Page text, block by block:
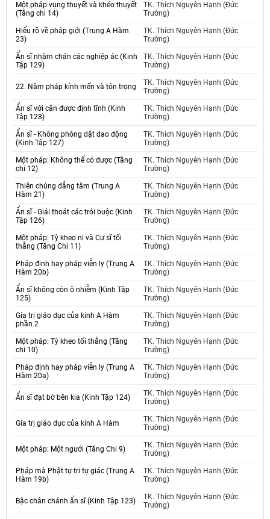
Một pháp vụng thuyết và khéo thuyết
(Tăng chi 14)
TK. Thích Nguyên Hạnh (Đức
Trường)
Hiểu rõ về pháp giới (Trung A Hàm
23)
TK. Thích Nguyên Hạnh (Đức
Trường)
Ẩn sĩ nhàm chán các nghiệp ác (Kinh
Tập 129)
TK. Thích Nguyên Hạnh (Đức
Trường)
22. Năm pháp kính mến và tôn trọng
TK. Thích Nguyên Hạnh (Đức
Trường)
Ẩn sĩ với căn được định tĩnh (Kinh
Tập 128)
TK. Thích Nguyên Hạnh (Đức
Trường)
Ẩn sĩ - Không phóng dật dao động
(Kinh Tập 127)
TK. Thích Nguyên Hạnh (Đức
Trường)
Một pháp: Không thể có được (Tăng
chi 12)
TK. Thích Nguyên Hạnh (Đức
Trường)
Thiên chúng đẳng tâm (Trung A
Hàm 21)
TK. Thích Nguyên Hạnh (Đức
Trường)
Ẩn sĩ - Giải thoát các trói buộc (Kinh
Tập 126)
TK. Thích Nguyên Hạnh (Đức
Trường)
Một pháp: Tỳ kheo ni và Cư sĩ tối
thắng (Tăng Chi 11)
TK. Thích Nguyên Hạnh (Đức
Trường)
Pháp định hay pháp viễn ly (Trung A
Hàm 20b)
TK. Thích Nguyên Hạnh (Đức
Trường)
Ẩn sĩ không còn ô nhiễm (Kinh Tập
125)
TK. Thích Nguyên Hạnh (Đức
Trường)
Gía trị giáo dục của kinh A Hàm
phần 2
TK. Thích Nguyên Hạnh (Đức
Trường)
Một pháp: Tỳ kheo tối thắng (Tăng
chi 10)
TK. Thích Nguyên Hạnh (Đức
Trường)
Pháp định hay pháp viễn ly (Trung A
Hàm 20a)
TK. Thích Nguyên Hạnh (Đức
Trường)
Ẩn sĩ đạt bờ bên kia (Kinh Tập 124)
TK. Thích Nguyên Hạnh (Đức
Trường)
Gía trị giáo dục của kinh A Hàm
TK. Thích Nguyên Hạnh (Đức
Trường)
Một pháp: Một ngưới (Tăng Chi 9)
TK. Thích Nguyên Hạnh (Đức
Trường)
Pháp mà Phật tự tri tự giác (Trung A
Hàm 19b)
TK. Thích Nguyên Hạnh (Đức
Trường)
Bậc chân chánh ẩn sĩ (Kinh Tập 123)
TK. Thích Nguyên Hạnh (Đức
Trường)